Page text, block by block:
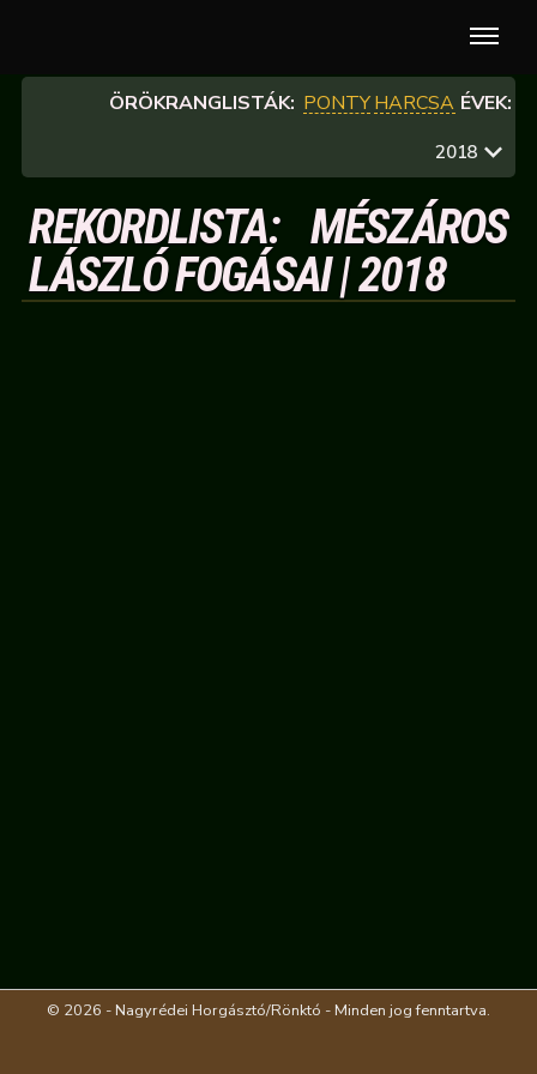
ÖRÖKRANGLISTÁK: PONTYHARCSA ÉVEK:
2018
REKORDLISTA: MÉSZÁROS
LÁSZLÓ FOGÁSAI | 2018
© 2026 - Nagyrédei Horgásztó/Rönktó - Minden jog fenntartva.